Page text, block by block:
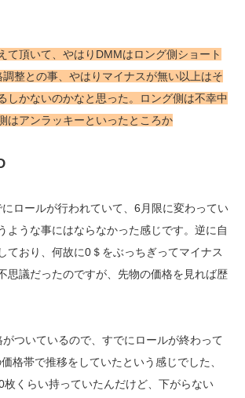
て頂いて、やはりDMMはロング側ショート
整との事、やはりマイナスが無い以上はそ
しかないのかなと思った。ロング側は不幸中
はアンラッキーといったところか
ロールが行われていて、6月限に変わってい
ような事にはならなかった感じです。逆に自
ており、何故に0＄をぶっちぎってマイナス
思議だったのですが、先物の価格を見れば歴
ついているので、すでにロールが終わって
格帯で推移をしていたという感じでした、
枚くらい持っていたんだけど、下がらない